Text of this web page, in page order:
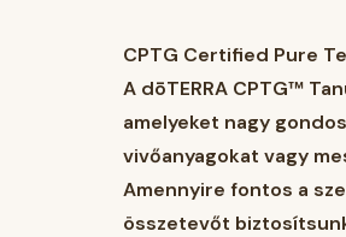
CPTG Certified Pure
A dōTERRA CPTG™
amelyeket nagy
vivőanyagokat vagy
Amennyire fontos a
összetevőt